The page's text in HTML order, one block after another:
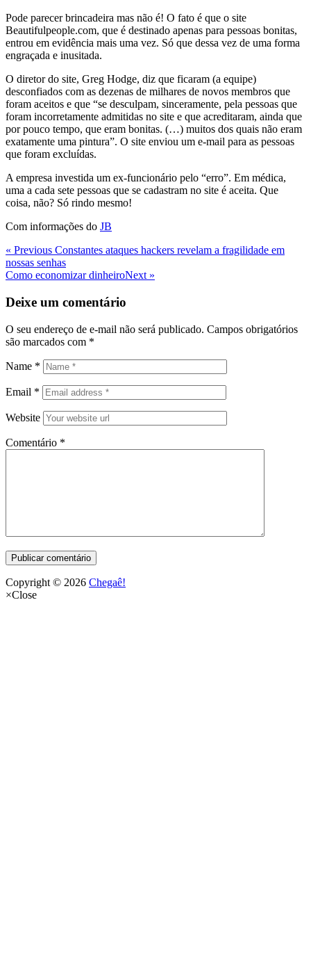
Pode parecer brincadeira mas não é! O fato é que o site
Beautifulpeople.com, que é destinado apenas para pessoas bonitas,
entrou em evidência mais uma vez. Só que dessa vez de uma forma
engraçada e inusitada.
O diretor do site, Greg Hodge, diz que ficaram (a equipe)
desconfiados com as dezenas de milhares de novos membros que
foram aceitos e que “se desculpam, sinceramente, pela pessoas que
foram incorretamente admitidas no site e que acreditaram, ainda que
por pouco tempo, que eram bonitas. (…) muitos dos quais não eram
exatamente uma pintura”. O site enviou um e-mail para as pessoas
que foram excluídas.
A empresa investida um ex-funcionário pelo “erro”. Em médica,
uma a cada sete pessoas que se cadastram no site é aceita. Que
coisa, não? Só rindo mesmo!
Com informações do JB
Navegação
de
Previous
Post
« Previous Constantes ataques hackers revelam a fragilidade em
nossas senhas
Next
Como economizar dinheiroNext »
Deixe um comentário
O seu endereço de e-mail não será publicado. Campos obrigatórios
são marcados com *
Name *
Email *
Website
Comentário *
Copyright © 2026 Chegaê!
×Close